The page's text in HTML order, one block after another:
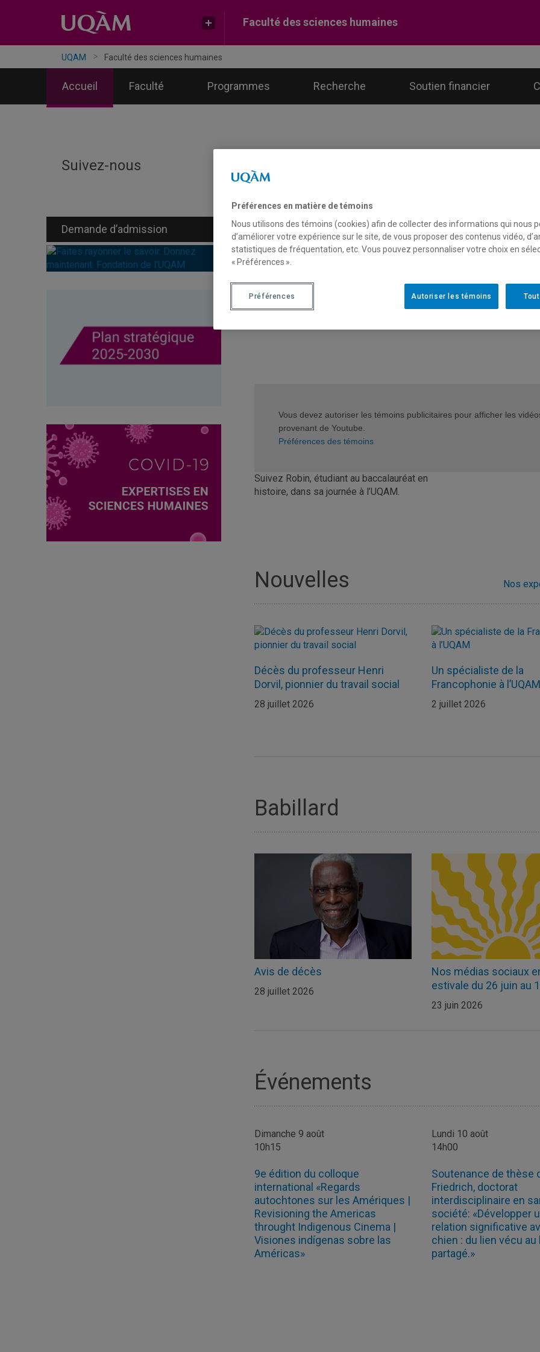
Faculté des sciences humaines
UQAM Faculté des sciences humaines
Accueil Faculté Programmes Recherche Soutien financier
Suivez-nous
Demande d’admission
Une journée dans la vie d’un étudiant en
Vous devez autoriser les témoins publicitaires pour afficher les
provenant de Youtube.
Préférences des témoins
Suivez Robin, étudiant au baccalauréat en
histoire, dans sa journée à l’UQAM.
Nouvelles Nos
Décès du professeur Henri
Dorvil, pionnier du travail social
28 juillet 2026
Un spécialiste de la
Francophonie à l’UQAM
2 juillet 2026
Babillard
Avis de décès
28 juillet 2026
Nos médias sociaux
estivale du 26 juin au
23 juin 2026
Événements
Dimanche 9 août
10h15
9e édition du colloque
international «Regards
autochtones sur les Amériques |
Revisioning the Americas
throught Indigenous Cinema |
Visiones indígenas sobre las
Américas»
Lundi 10 août
14h00
Soutenance de thèse
Friedrich, doctorat
interdisciplinaire en
société: «Développer
relation significative
chien : du lien vécu
partagé.»
Préférences en matière de témoins
Nous utilisons des témoins (cookies) afin de collecter des informations qui nous
d’améliorer votre expérience sur le site, de vous proposer des contenus vidéo,
statistiques de fréquentation, etc. Vous pouvez personnaliser votre choix en
« Préférences ».
Autoriser les témoins
Préférences